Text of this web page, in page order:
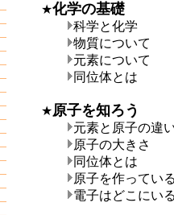
★化学の基礎
科学と化学
物質について
元素について
同位体とは
★原子を知ろう
元素と原子の違
原子の大きさ
同位体とは
原子を作ってい
電子はどこにい